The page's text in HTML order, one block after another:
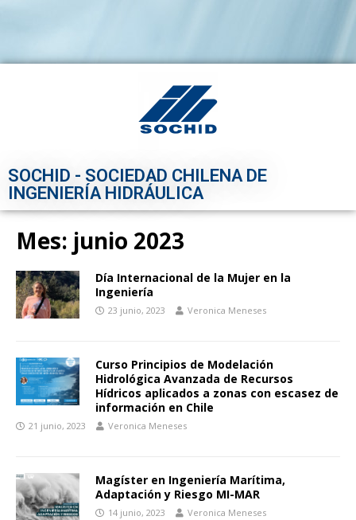
SOCHID - SOCIEDAD CHILENA DE
INGENIERÍA HIDRÁULICA
Mes: junio 2023
Día Internacional de la Mujer en la
Ingeniería
23 junio, 2023 Veronica Meneses
Curso Principios de Modelación
Hidrológica Avanzada de Recursos
Hídricos aplicados a zonas con escasez de
información en Chile
21 junio, 2023 Veronica Meneses
Magíster en Ingeniería Marítima,
Adaptación y Riesgo MI-MAR
14 junio, 2023 Veronica Meneses